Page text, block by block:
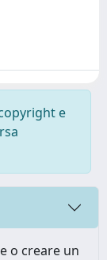
e
o creare un